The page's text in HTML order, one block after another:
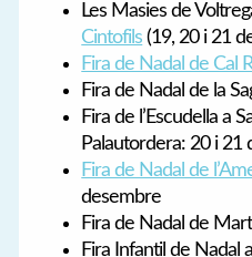
Les Masies de
Cintofils (19, 20 i 21
Fira de Nadal de Cal
Fira de Nadal de la
Fira de l’Escudella a
Palautordera: 20 i 21
Fira de Nadal de
desembre
Fira de Nadal de
Fira Infantil de Nadal